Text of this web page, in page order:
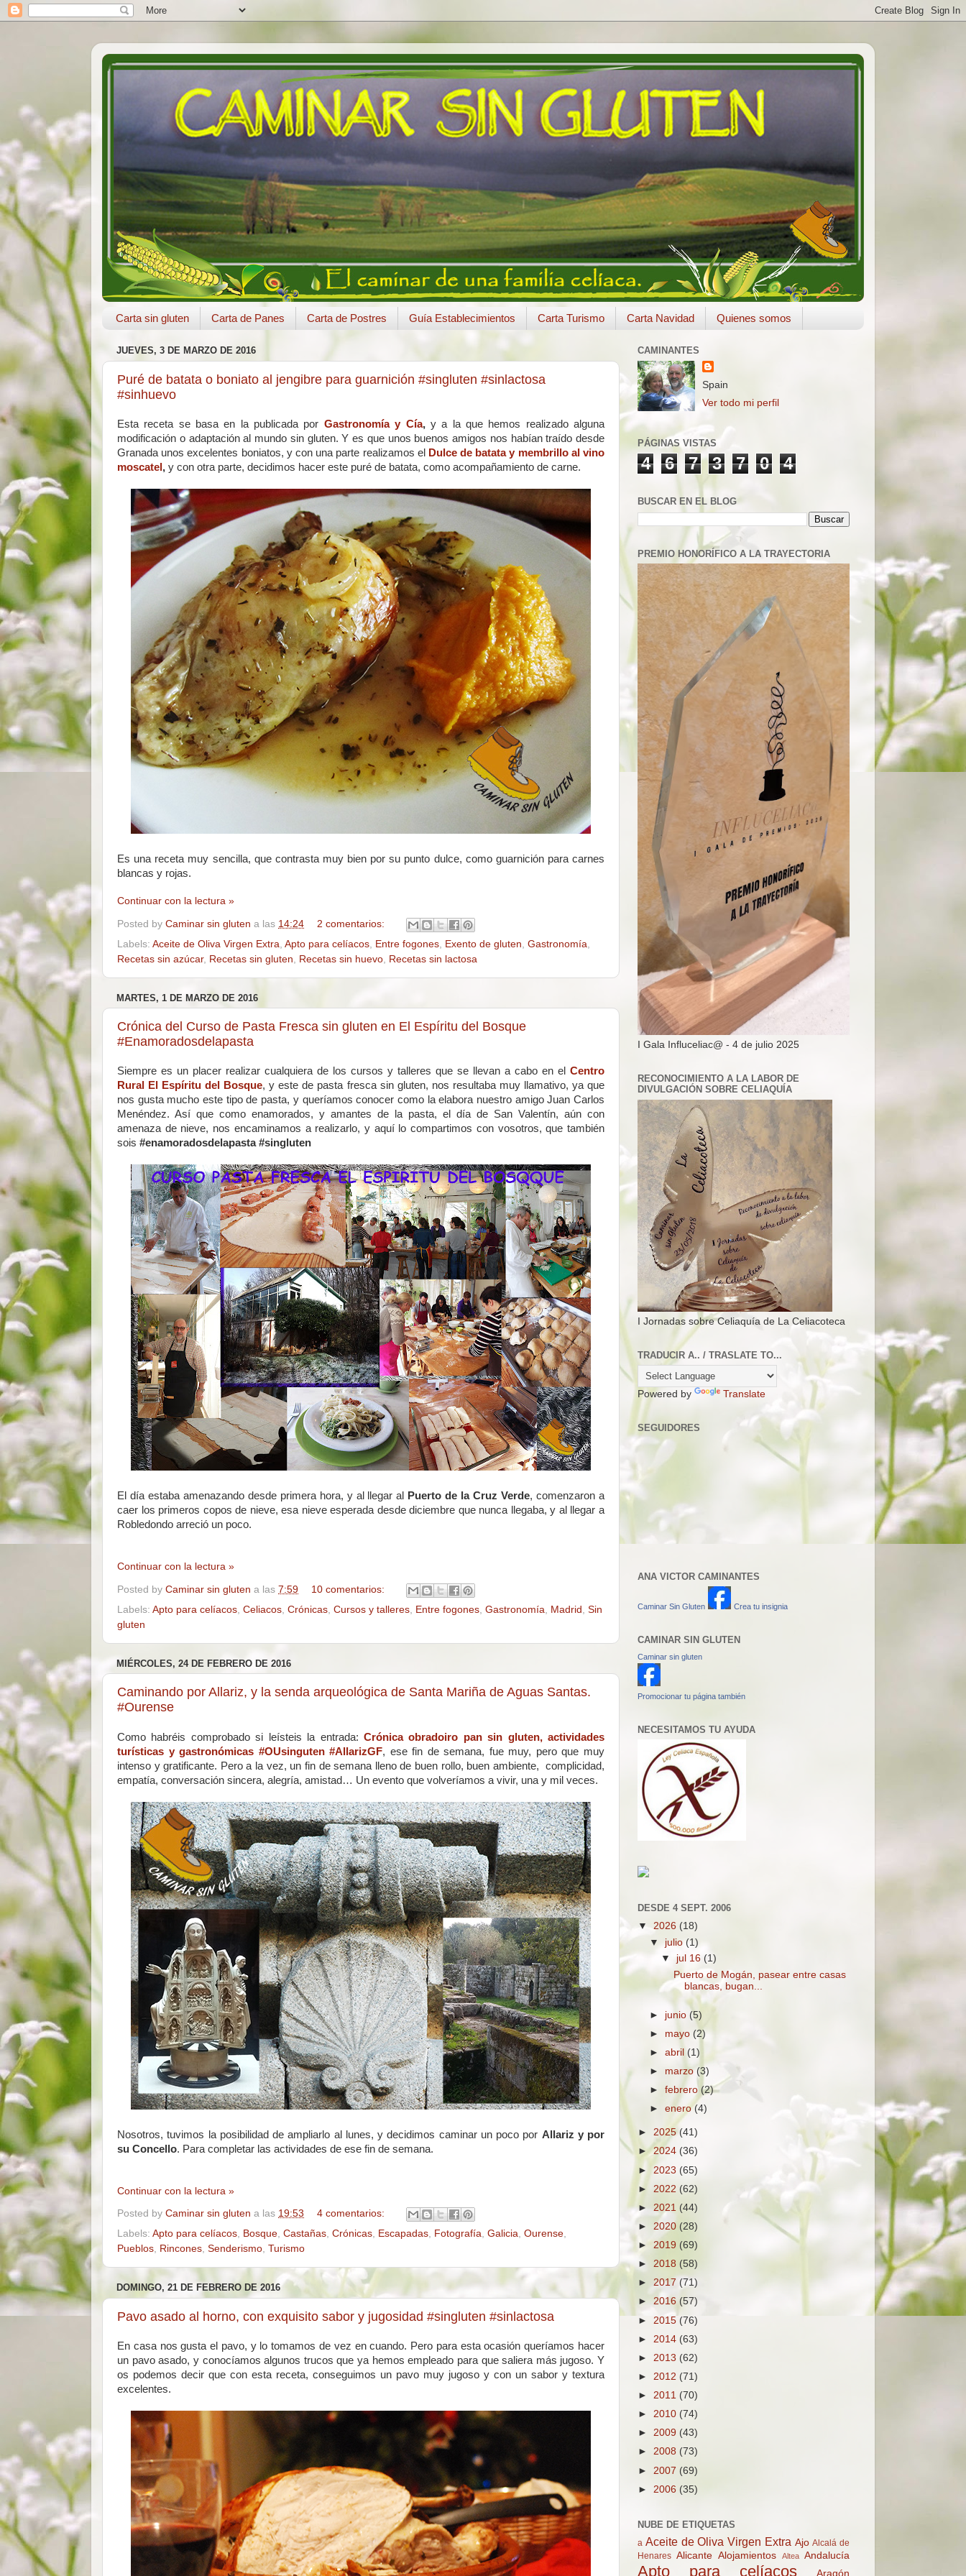
Carta sin gluten Carta de Panes Carta de Postres Guía Establecimientos Carta Turismo Carta Navidad Quienes somos
JUEVES, 3 DE MARZO DE 2016
Puré de batata o boniato al jengibre para guarnición #singluten #sinlactosa
#sinhuevo
Esta receta se basa en la publicada por Gastronomía y Cía,y a la que hemos realizado alguna
modificación o adaptación al mundo sin gluten. Y es que unos buenos amigos nos habían traído desde
Granada unos excelentes boniatos, y con una parte realizamos el
Dulce de batata y membrillo al vino
moscatel , y con otra parte, decidimos hacer este puré de batata, como acompañamiento de carne.
Es una receta muy sencilla, que contrasta muy bien por su punto dulce, como guarnición para carnes
blancas y rojas.
Continuar con la lectura »
Posted by Caminar sin gluten a las 14:24
2 comentarios:
Labels: Aceite de Oliva Virgen Extra Apto para celíacos Entre fogones Exento de gluten Gastronomía
Recetas sin azúcar, Recetas sin gluten Recetas sin huevo Recetas sin lactosa
MARTES, 1 DE MARZO DE 2016
Crónica del Curso de Pasta Fresca sin gluten en El Espíritu del Bosque
#Enamoradosdelapasta
Siempre es un placer realizar cualquiera de los cursos y talleres que se llevan a cabo en el Centro
Rural El Espíritu del Bosque, y este de pasta fresca sin gluten, nos resultaba muy llamativo, ya que
nos gusta mucho este tipo de pasta, y queríamos conocer como la elabora nuestro amigo Juan Carlos
Menéndez. Así que como enamorados, y amantes de la pasta, el día de San Valentín, aún con
amenaza de nieve, nos encaminamos a realizarlo, y aquí lo compartimos con vosotros, que también
sois #enamoradosdelapasta #singluten
El día estaba amenazando desde primera hora, y al llegar al Puerto de la Cruz Verde, comenzaron a
caer los primeros copos de nieve, esa nieve esperada desde diciembre que nunca llegaba, y al llegar a
Robledondo arreció un poco.
Continuar con la lectura »
Posted by Caminar sin gluten a las 7:59
10 comentarios:
Labels: Apto para celíacos Celiacos Crónicas Cursos y talleres Entre fogones Gastronomía Madrid
Sin
gluten
MIÉRCOLES, 24 DE FEBRERO DE 2016
Caminando por Allariz, y la senda arqueológica de Santa Mariña de Aguas Santas.
#Ourense
Como habréis comprobado si leísteis la entrada: Crónica obradoiro pan sin gluten, actividades
turísticas y gastronómicas #OUsinguten #AllarizGF, ese fin de semana, fue muy, pero que muy
intenso y gratificante. Pero a la vez, un fin de semana lleno de buen rollo, buen ambiente, complicidad,
empatía, conversación sincera, alegría, amistad… Un evento que volveríamos a vivir, una y mil veces.
Nosotros, tuvimos la posibilidad de ampliarlo al lunes, y decidimos caminar un poco por Allariz y por
su Concello. Para completar las actividades de ese fin de semana.
Continuar con la lectura »
Posted by Caminar sin gluten a las 19:53
4 comentarios:
Labels: Apto para celíacos, Bosque, Castañas, Crónicas, Escapadas, Fotografía, Galicia, Ourense,
Pueblos, Rincones, Senderismo, Turismo
DOMINGO, 21 DE FEBRERO DE 2016
Pavo asado al horno, con exquisito sabor y jugosidad #singluten #sinlactosa
En casa nos gusta el pavo, y lo tomamos de vez en cuando. Pero para esta ocasión queríamos hacer
un pavo asado, y conocíamos algunos trucos que ya hemos empleado para que saliera más jugoso. Y
os podemos decir que con esta receta, conseguimos un pavo muy jugoso y con un sabor y textura
excelentes.
CAMINANTES
Spain
Ver todo mi perfil
PÁGINAS VISTAS
4 6 7 3 7 0 4
BUSCAR EN EL BLOG
PREMIO HONORÍFICO A LA TRAYECTORIA
I Gala Influceliac@ - 4 de julio 2025
RECONOCIMIENTO A LA LABOR DE
DIVULGACIÓN SOBRE CELIAQUÍA
I Jornadas sobre Celiaquía de La Celiacoteca
TRADUCIR A.. / TRASLATE TO...
Powered by Translate
SEGUIDORES
ANA VICTOR CAMINANTES
Caminar Sin Gluten Crea tu insignia
CAMINAR SIN GLUTEN
Caminar sin gluten
Promocionar tu página también
NECESITAMOS TU AYUDA
DESDE 4 SEPT. 2006
▼ 2026 (18)
▼ julio(1)
▼jul 16(1)
Puerto de Mogán, pasear entre casas
blancas, bugan...
► junio (5)
► mayo (2)
►abril(1)
► marzo (3)
►febrero(2)
►enero(4)
► 2025 (41)
►2024 (36)
► 2023 (65)
► 2022 (62)
► 2021 (44)
► 2020 (28)
► 2019 (69)
► 2018 (58)
► 2017 (71)
► 2016 (57)
► 2015 (76)
► 2014 (63)
► 2013 (62)
► 2012 (71)
► 2011 (70)
► 2010 (74)
► 2009 (43)
► 2008 (73)
► 2007 (69)
► 2006 (35)
NUBE DE ETIQUETAS
a Aceite de Oliva Virgen Extra Ajo Alcalá de
Henares Alicante Alojamientos Altea Andalucía
Apto para celíacos Aragón